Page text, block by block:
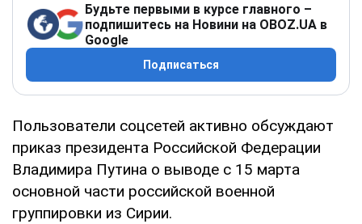
Будьте первыми в курсе главного –
подпишитесь на Новини на OBOZ.UA в
Google
Подписаться
Пользователи соцсетей активно обсуждают
приказ президента Российской Федерации
Владимира Путина о выводе с 15 марта
основной части российской военной
группировки из Сирии.